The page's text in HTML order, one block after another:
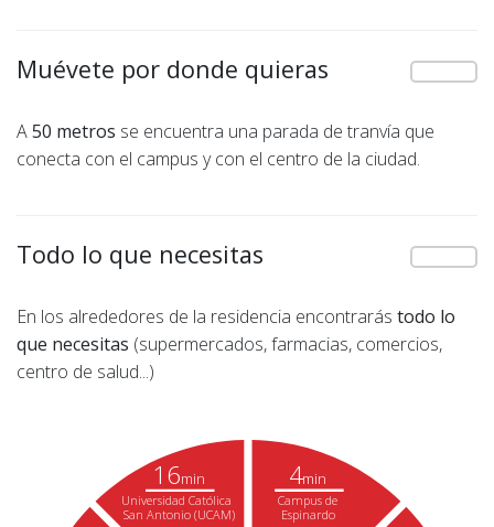
Muévete por donde quieras
A50 metros se encuentra una parada de tranvía que
conecta con el campus y con el centro de la ciudad.
Todo lo que necesitas
En los alrededores de la residencia encontrarás todo lo
que necesitas (supermercados, farmacias, comercios,
centro de salud...)
4min
Campus de
Espinardo
16min
Universidad Católica
San Antonio (UCAM)